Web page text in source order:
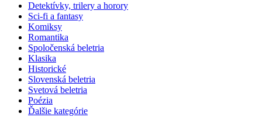
Detektívky, trilery a horory
Sci-fi a fantasy
Komiksy
Romantika
Spoločenská beletria
Klasika
Historické
Slovenská beletria
Svetová beletria
Poézia
Ďalšie kategórie